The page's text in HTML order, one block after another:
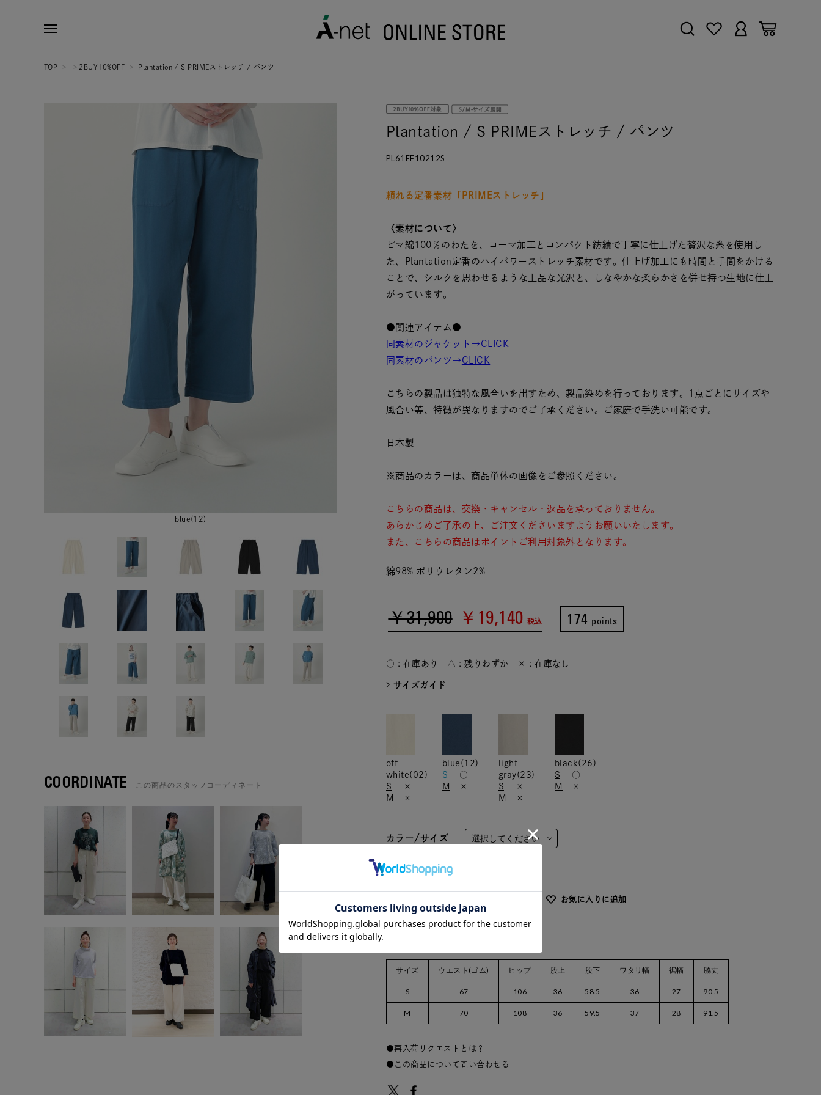
TOP > > 2BUY10%OFF > Plantation / S PRIMEストレッチ / パンツ
blue(12)
COORDINATE この商品のスタッフコーディネート
Plantation / S PRIMEストレッチ / パンツ
PL61FF10212S
頼れる定番素材「PRIMEストレッチ」
〈素材について〉
ピマ綿100％のわたを、コーマ加工とコンパクト紡績で丁寧に仕上げた贅沢な糸を使用し
た、Plantation定番のハイパワーストレッチ素材です。仕上げ加工にも時間と手間をかける
ことで、シルクを思わせるような上品な光沢と、しなやかな柔らかさを併せ持つ生地に仕上
がっています。
●関連アイテム●
同素材のジャケット→ CLICK
同素材のパンツ→ CLICK
こちらの製品は独特な風合いを出すため、製品染めを行っております。1点ごとにサイズや
風合い等、特徴が異なりますのでご了承ください。ご家庭で手洗い可能です。
日本製
※商品のカラーは、商品単体の画像をご参照ください。
こちらの商品は、交換・キャンセル・返品を承っておりません。
あらかじめご了承の上、ご注文くださいますようお願いいたします。
また、こちらの商品はポイントご利用対象外となります。
綿98% ポリウレタン2%
￥31,900 ￥19,140 税込 174 points
○ : 在庫あり △ : 残りわずか × : 在庫なし
サイズガイド
off
white(02)
S
×
M
×
blue(12)
S
○
M
×
light
gray(23)
S
×
M
×
black(26)
S
○
M
×
カラー/サイズ
数量：
お気に入りに追加
サイズ ウエスト(ゴム) ヒップ 股上 股下 ワタリ幅 裾幅 脇丈
S 67 106 36 58.5 36 27 90.5
M 70 108 36 59.5 37 28 91.5
再入荷リクエストとは？
この商品について問い合わせる